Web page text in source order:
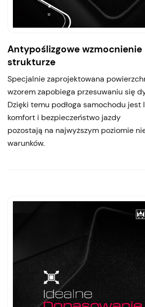
Antypoślizgowe
strukturze
Specjalnie zaprojektowana
wzorem zapobiega przesuwaniu się
Dzięki temu podłoga samochodu jest
komfort i bezpieczeństwo jazdy
pozostają na najwyższym poziomie
warunków.